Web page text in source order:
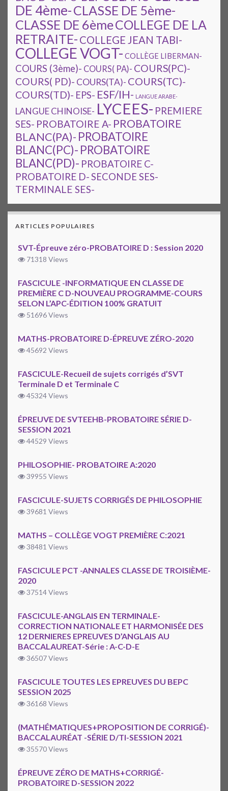
DE 4ème-CLASSE DE 5ème-
CLASSE DE 6èmeCOLLEGE DE LA
RETRAITE- COLLEGE JEAN TABI-
COLLEGE VOGT- COLLÈGE LIBERMAN-
COURS (3ème)- COURS( PA)- COURS(PC)-
COURS( PD)- COURS(TA)- COURS(TC)-
COURS(TD)- EPS- ESF/IH- LANGUE ARABE-
LANGUE CHINOISE- LYCEES- PREMIERE
SES- PROBATOIRE A- PROBATOIRE
BLANC(PA)- PROBATOIRE
BLANC(PC)- PROBATOIRE
BLANC(PD)- PROBATOIRE C-
PROBATOIRE D-SECONDE SES-
TERMINALE SES-
ARTICLES POPULAIRES
SVT-Épreuve zéro-PROBATOIRE D : Session 2020
71318 Views
FASCICULE -INFORMATIQUE EN CLASSE DE
PREMIÈRE C D-NOUVEAU PROGRAMME-COURS
SELON L’APC-ÉDITION 100% GRATUIT
51696 Views
MATHS-PROBATOIRE D-ÉPREUVE ZÉRO-2020
45692 Views
FASCICULE-Recueil de sujets corrigés d’SVT
Terminale D et Terminale C
45324 Views
ÉPREUVE DE SVTEEHB-PROBATOIRE SÉRIE D-
SESSION 2021
44529 Views
PHILOSOPHIE- PROBATOIRE A:2020
39955 Views
FASCICULE-SUJETS CORRIGÉS DE PHILOSOPHIE
39681 Views
MATHS – COLLÈGE VOGT PREMIÈRE C:2021
38481 Views
FASCICULE PCT -ANNALES CLASSE DE TROISIÈME-
2020
37514 Views
FASCICULE-ANGLAIS EN TERMINALE-
CORRECTION NATIONALE ET HARMONISÉE DES
12 DERNIERES EPREUVES D’ANGLAIS AU
BACCALAUREAT-Série : A-C-D-E
36507 Views
FASCICULE TOUTES LES EPREUVES DU BEPC
SESSION 2025
36168 Views
(MATHÉMATIQUES+PROPOSITION DE CORRIGÉ)-
BACCALAURÉAT -SÉRIE D/TI-SESSION 2021
35570 Views
ÉPREUVE ZÉRO DE MATHS+CORRIGÉ-
PROBATOIRE D-SESSION 2022